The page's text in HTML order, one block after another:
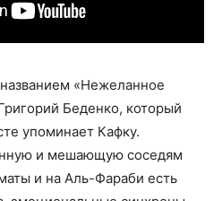
«Нежеланное
Беденко, который
упоминает Кафку.
и мешающую соседям
и на Аль-Фараби есть